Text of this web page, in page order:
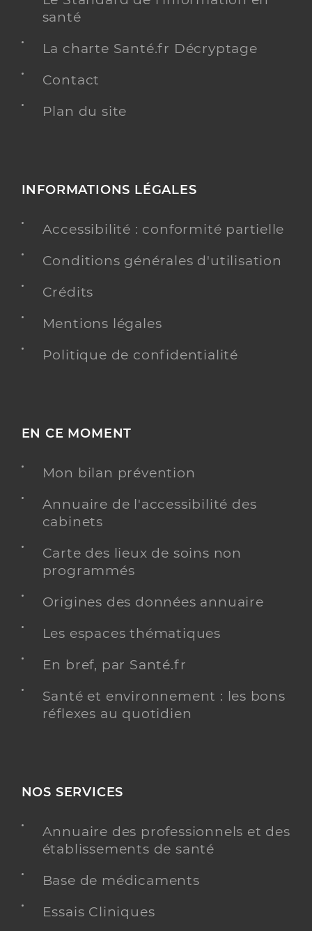
santé
La charte Santé.fr Décryptage
Contact
Plan du site
INFORMATIONS LÉGALES
Accessibilité : conformité partielle
Conditions générales d'utilisation
Crédits
Mentions légales
Politique de confidentialité
EN CE MOMENT
Mon bilan prévention
Annuaire de l'accessibilité des
cabinets
Carte des lieux de soins non
programmés
Origines des données annuaire
Les espaces thématiques
En bref, par Santé.fr
Santé et environnement : les bons
réflexes au quotidien
NOS SERVICES
Annuaire des professionnels et des
établissements de santé
Base de médicaments
Essais Cliniques